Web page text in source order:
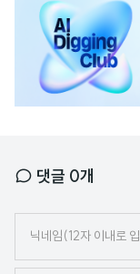
댓글 0개
임